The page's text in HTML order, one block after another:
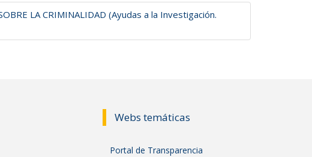
LA CRIMINALIDAD (Ayudas a la Investigación.
Webs temáticas
Portal de Transparencia